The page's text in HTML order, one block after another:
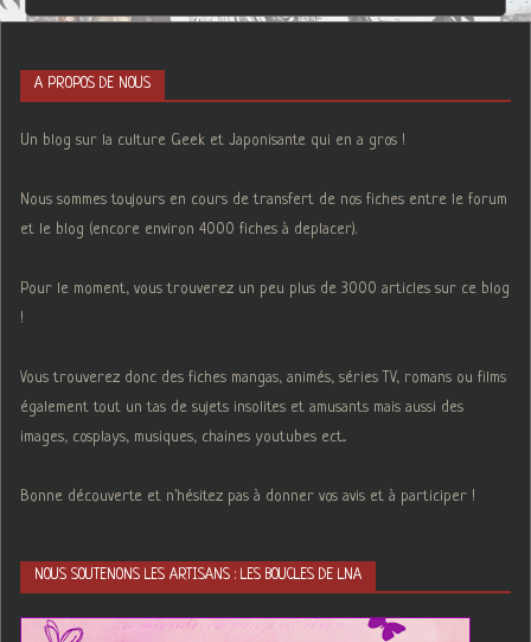
A PROPOS DE NOUS
Un blog sur la culture Geek et Japonisante qui en a gros !
Nous sommes toujours en cours de transfert de nos fiches entre le forum
et le blog (encore environ 4000 fiches à deplacer).
Pour le moment, vous trouverez un peu plus de 3000 articles sur ce blog
!
Vous trouverez donc des fiches mangas, animés, séries TV, romans ou films
également tout un tas de sujets insolites et amusants mais aussi des
images, cosplays, musiques, chaines youtubes ect...
Bonne découverte et n'hésitez pas à donner vos avis et à participer !
NOUS SOUTENONS LES ARTISANS : LES BOUCLES DE LNA